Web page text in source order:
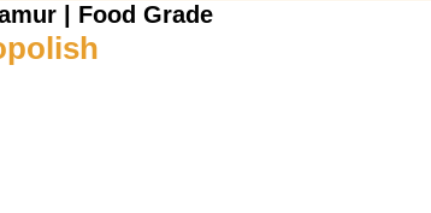
| Food Grade